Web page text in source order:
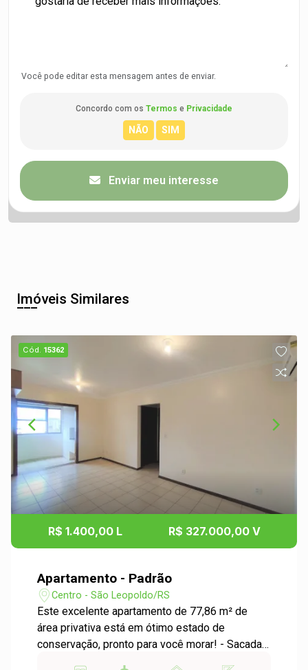
Você pode editar esta mensagem antes de enviar.
Concordo com os Termos e Privacidade
Enviar meu interesse
Imóveis Similares
Cód. 15362
R$ 1.400,00 L R$ 327.000,00 V
Apartamento - Padrão
Centro - São Leopoldo/RS
Este excelente apartamento de 77,86 m² de
área privativa está em ótimo estado de
conservação, pronto para você morar! - Sacada